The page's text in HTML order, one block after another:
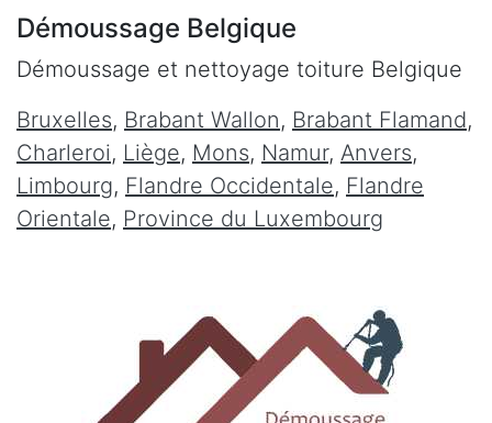
Démoussage Belgique
Démoussage et nettoyage toiture Belgique
Bruxelles, Brabant Wallon, Brabant Flamand,
Charleroi, Liège, Mons, Namur, Anvers,
Limbourg, Flandre Occidentale, Flandre
Orientale, Province du Luxembourg